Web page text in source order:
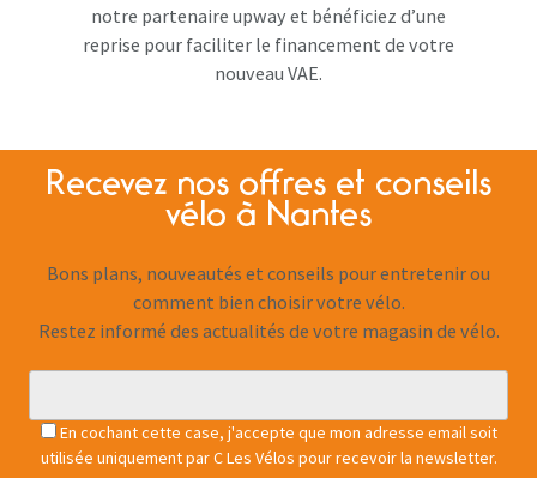
notre partenaire upway et bénéficiez d’une
reprise pour faciliter le financement de votre
nouveau VAE.
Recevez nos offres et conseils
vélo à Nantes
Bons plans, nouveautés et conseils pour entretenir ou
comment bien choisir votre vélo.
Restez informé des actualités de votre magasin de vélo.
En cochant cette case, j'accepte que mon adresse email soit
utilisée uniquement par C Les Vélos pour recevoir la newsletter.